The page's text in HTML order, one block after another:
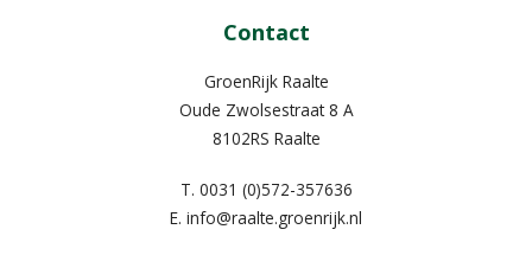
Contact
GroenRijk Raalte
Oude Zwolsestraat 8 A
8102RS Raalte
T. 0031 (0)572-357636
E. info@raalte.groenrijk.nl